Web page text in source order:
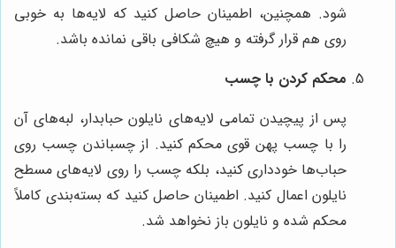
شود. همچنین، اطمینان حاصل کنید که لایه‌ها به خوبی
روی هم قرار گرفته و هیچ شکافی باقی نمانده باشد.
محکم کردن با چسب
پس از پیچیدن تمامی لایه‌های نایلون حبابدار، لبه‌های آن
را با چسب پهن قوی محکم کنید. از چسباندن چسب روی
حباب‌ها خودداری کنید، بلکه چسب را روی لایه‌های مسطح
نایلون اعمال کنید. اطمینان حاصل کنید که بسته‌بندی کاملاً
محکم شده و نایلون باز نخواهد شد.